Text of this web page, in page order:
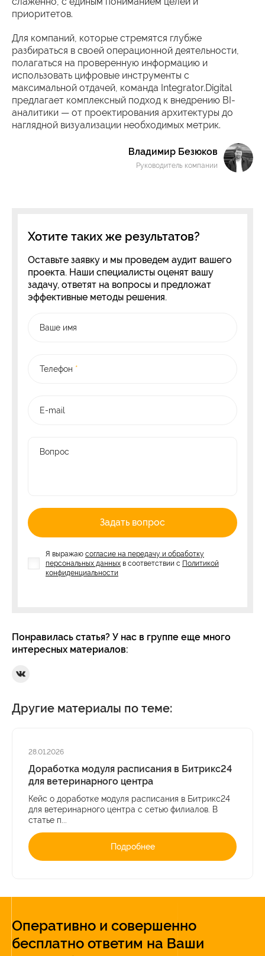
приоритетов.
Для компаний, которые стремятся глубже
разбираться в своей операционной деятельности,
полагаться на проверенную информацию и
использовать цифровые инструменты с
максимальной отдачей, команда Integrator.Digital
предлагает комплексный подход к внедрению BI-
аналитики — от проектирования архитектуры до
наглядной визуализации необходимых метрик.
Владимир Безюков
Руководитель компании
Хотите таких же результатов?
Оставьте заявку и мы проведем аудит вашего
проекта. Наши специалисты оценят вашу
задачу, ответят на вопросы и предложат
эффективные методы решения.
Ваше имя
Телефон *
E-mail
Вопрос
Задать вопрос
Я выражаю согласие на передачу и обработку
персональных данных в соответствии с Политикой
конфиденциальности
Понравилась статья? У нас в группе еще много
интересных материалов:
Ссылка на Вконтакте
Другие материалы по теме:
28.01.2026
Доработка модуля расписания в Битрикс24
для ветеринарного центра
Кейс о доработке модуля расписания в Битрикс24
для ветеринарного центра с сетью филиалов. В
статье п...
Подробнее
Оперативно и совершенно
бесплатно ответим на Ваши